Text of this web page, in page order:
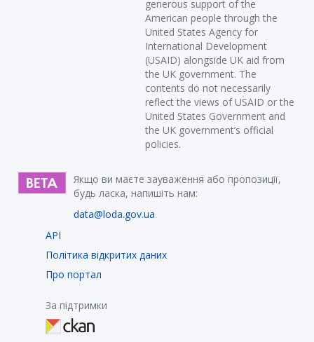
generous support of the
American people through the
United States Agency for
International Development
(USAID) alongside UK aid from
the UK government. The
contents do not necessarily
reflect the views of USAID or the
United States Government and
the UK government’s official
policies.
Якщо ви маєте зауваження або пропозиції,
будь ласка, напишіть нам:
data@loda.gov.ua
API
Політика відкритих даних
Про портал
За підтримки